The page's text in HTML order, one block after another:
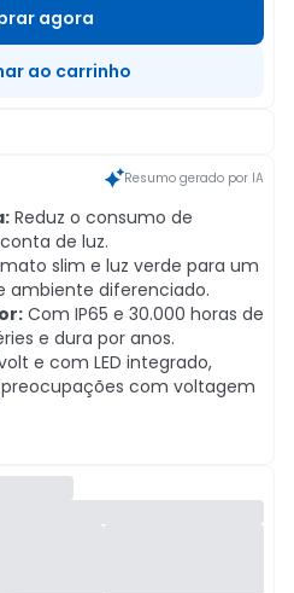
agora
ao carrinho
Resumo gerado por IA
Reduz o consumo de
de luz.
slim e luz verde para um
ambiente diferenciado.
Com IP65 e 30.000 horas de
e dura por anos.
e com LED integrado,
com voltagem